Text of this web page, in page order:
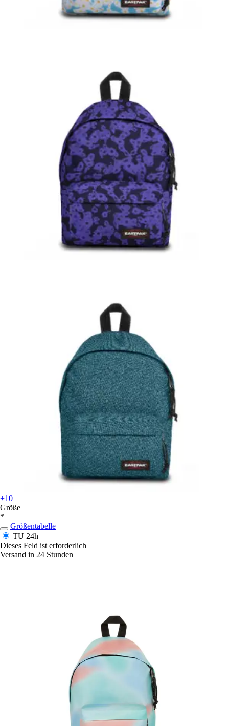
+10
Größe
*
Größentabelle
TU 24h
Dieses Feld ist erforderlich
Versand in 24 Stunden